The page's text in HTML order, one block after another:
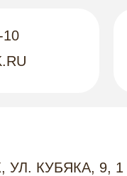
10
УЛ. КУБЯКА, 9, 1